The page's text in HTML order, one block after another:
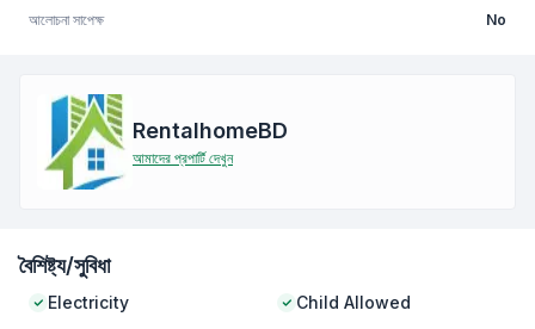
আলোচনা সাপেক্ষ
No
RentalhomeBD
আমাদের প্রপার্টি দেখুন
বৈশিষ্ট্য/সুবিধা
Electricity Child Allowed